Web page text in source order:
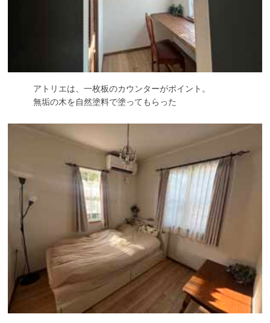
アトリエは、一枚板のカウンターがポイント。
無垢の木を自然塗料で塗ってもらった